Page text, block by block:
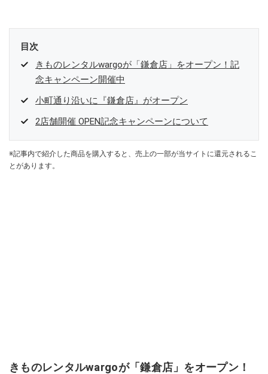
目次
きものレンタルwargoが「鎌倉店」をオープン！記
念キャンペーン開催中
小町通り沿いに『鎌倉店』がオープン
2店舗開催 OPEN記念キャンペーンについて
※記事内で紹介した商品を購入すると、売上の一部が当サイトに還元されるこ
とがあります。
きものレンタルwargoが「鎌倉店」をオープン！